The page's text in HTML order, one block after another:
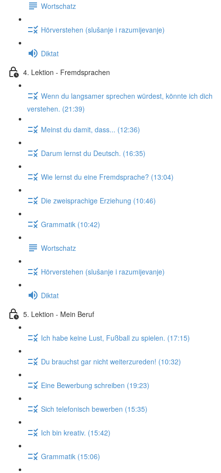
Wortschatz
Hörverstehen (slušanje i razumijevanje)
Diktat
4. Lektion - Fremdsprachen
Wenn du langsamer sprechen würdest, könnte ich dich
verstehen. (21:39)
Meinst du damit, dass... (12:36)
Darum lernst du Deutsch. (16:35)
Wie lernst du eine Fremdsprache? (13:04)
Die zweisprachige Erziehung (10:46)
Grammatik (10:42)
Wortschatz
Hörverstehen (slušanje i razumijevanje)
Diktat
5. Lektion - Mein Beruf
Ich habe keine Lust, Fußball zu spielen. (17:15)
Du brauchst gar nicht weiterzureden! (10:32)
Eine Bewerbung schreiben (19:23)
Sich telefonisch bewerben (15:35)
Ich bin kreativ. (15:42)
Grammatik (15:06)